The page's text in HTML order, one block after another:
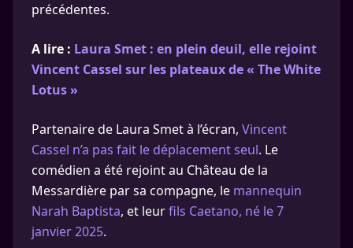
précédentes.
A lire : Laura Smet : en plein deuil, elle rejoint
Vincent Cassel sur les plateaux de « The White
Lotus »
Partenaire de Laura Smet à l’écran, Vincent
Cassel n’a pas fait le déplacement seul. Le
comédien a été rejoint au Château de la
Messardière par sa compagne, le mannequin
Narah Baptista, et leurfils Caetano, né le 7
janvier 2025.